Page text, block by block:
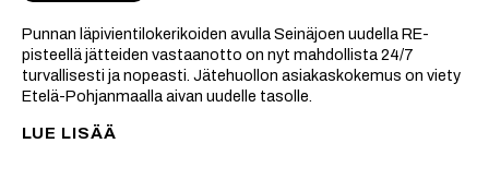
Punnan läpivientilokerikoiden avulla Seinäjoen uudella RE-
pisteellä jätteiden vastaanotto on nyt mahdollista 24/7
turvallisesti ja nopeasti. Jätehuollon asiakaskokemus on viety
Etelä-Pohjanmaalla aivan uudelle tasolle.
LUE LISÄÄ